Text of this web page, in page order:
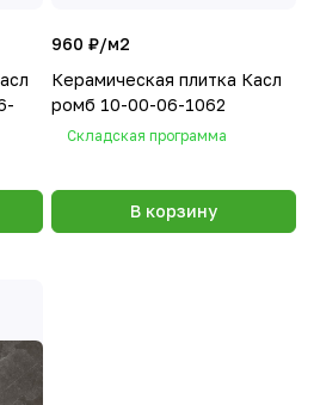
960 ₽/м2
Керамическая плитка Касл
ромб 10-00-06-1062
Складская программа
В корзину